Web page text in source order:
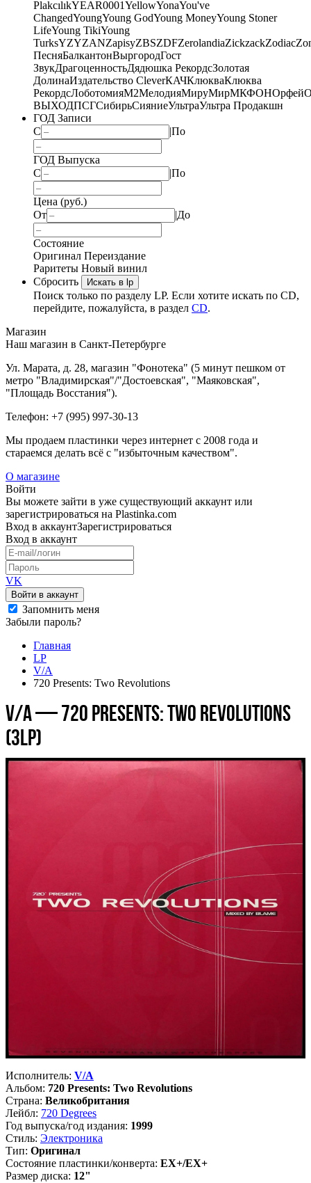
PlakcılıkYEAR0001YellowYonaYou've
ChangedYoungYoung GodYoung MoneyYoung Stoner
LifeYoung TikiYoung
TurksYZYZANZapisyZBSZDFZerolandiaZickzackZodiac
ПесняБалкантонВыргородГост
ЗвукДрагоценностьДядюшка РекордсЗолотая
ДолинаИздательство CleverКАЧКлюкваКлюква
РекордсЛоботомияМ2МелодияМируМирМКФОНОрфей
ВЫХОДПСГСибирьСияниеУльтраУльтра Продакшн
ГОД Записи
С
|По
ГОД Выпуска
С
|По
Цена (руб.)
От
|До
Состояние
Оригинал Переиздание
Раритеты Новый винил
Сбросить
Искать в lp
Поиск только по разделу LP. Если хотите искать по CD,
перейдите, пожалуйста, в раздел CD.
Магазин
Наш магазин в Санкт-Петербурге
Ул. Марата, д. 28, магазин "Фонотека" (5 минут пешком от
метро "Владимирская"/"Достоевская", "Маяковская",
"Площадь Восстания").
Телефон: +7 (995) 997-30-13
Мы продаем пластинки через интернет c 2008 года и
стараемся делать всё с "избыточным качеством".
О магазине
Войти
Вы можете зайти в уже существующий аккаунт или
зарегистрироваться на Plastinka.com
Вход в аккаунтЗарегистрироваться
Вход в аккаунт
VK
Войти в аккаунт
Запомнить меня
Забыли пароль?
Главная
LP
V/A
720 Presents: Two Revolutions
V/A — 720 Presents: Two Revolutions
(3LP)
Исполнитель: V/A
Альбом: 720 Presents: Two Revolutions
Страна: Великобритания
Лейбл: 720 Degrees
Год выпуска/год издания: 1999
Стиль: Электроника
Тип: Оригинал
Состояние пластинки/конверта: EX+/EX+
Размер диска: 12"